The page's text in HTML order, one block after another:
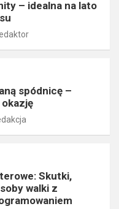
– idealna na lato
spódnicę –
Skutki,
walki z